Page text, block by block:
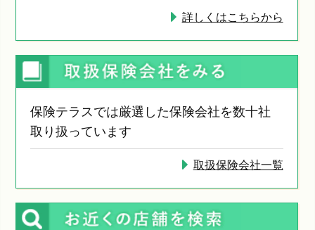
詳しくはこちらから
保険テラスでは厳選した保険会社を数十社
取り扱っています
取扱保険会社一覧